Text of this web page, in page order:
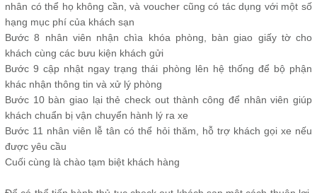
nhân có thể họ không cần, và voucher cũng có tác dụng với một số
hạng mục phí của khách sạn
Bước 8 nhân viên nhận chìa khóa phòng, bàn giao giấy tờ cho
khách cùng các bưu kiện khách gửi
Bước 9 cập nhật ngay trạng thái phòng lên hệ thống để bộ phận
khác nhận thông tin và xử lý phòng
Bước 10 bàn giao lại thẻ check out thành công để nhân viên giúp
khách chuẩn bị vận chuyển hành lý ra xe
Bước 11 nhân viên lễ tân có thể hỏi thăm, hỗ trợ khách gọi xe nếu
được yêu cầu
Cuối cùng là chào tạm biệt khách hàng